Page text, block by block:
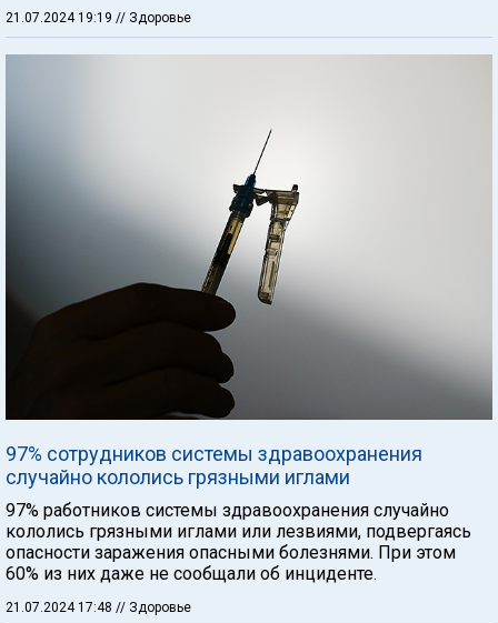
21.07.2024 19:19 // Здоровье
97% сотрудников системы здравоохранения
случайно кололись грязными иглами
97% работников системы здравоохранения случайно
кололись грязными иглами или лезвиями, подвергаясь
опасности заражения опасными болезнями. При этом
60% из них даже не сообщали об инциденте.
21.07.2024 17:48 // Здоровье